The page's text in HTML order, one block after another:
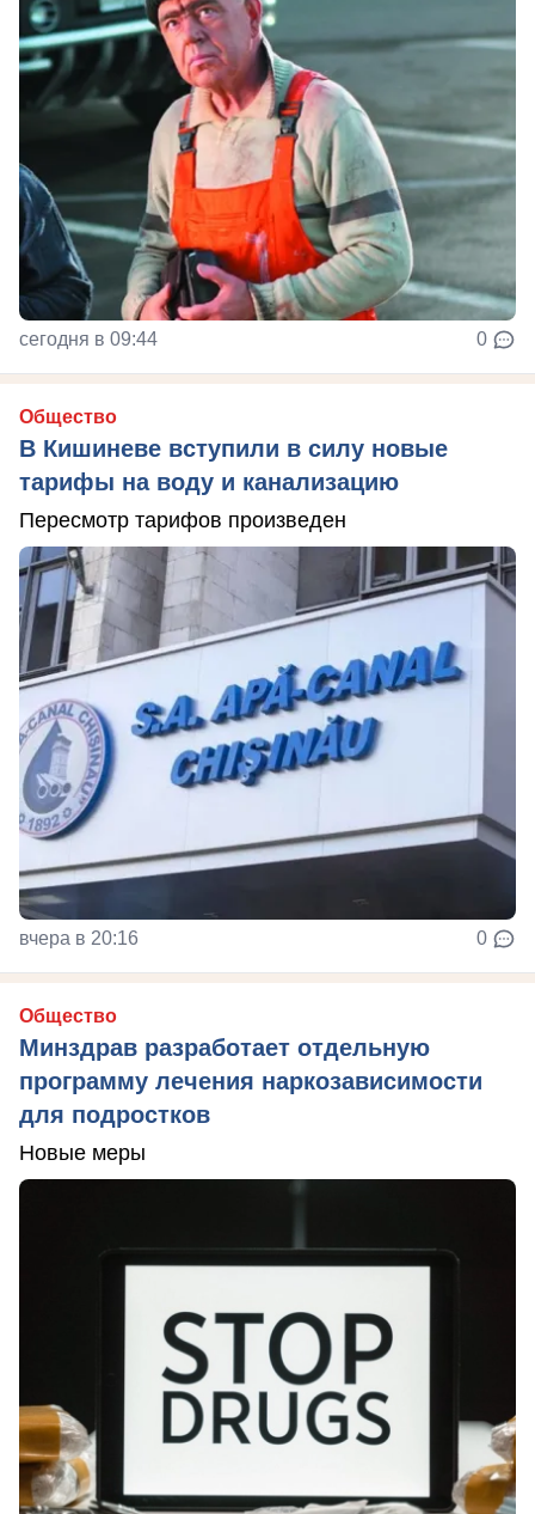
сегодня в 09:44 0
Общество
В Кишиневе вступили в силу новые
тарифы на воду и канализацию
Пересмотр тарифов произведен
вчера в 20:16 0
Общество
Минздрав разработает отдельную
программу лечения наркозависимости
для подростков
Новые меры